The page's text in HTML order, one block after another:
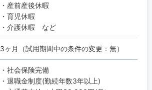
・産前産後休暇
・育児休暇
・介護休暇 など
3ヶ月（試用期間中の条件の変更：無）
・社会保険完備
・退職金制度(勤続年数3年以上)